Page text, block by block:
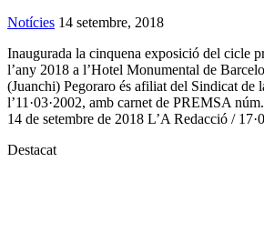
Notícies 14 setembre, 2018
Inaugurada la cinquena exposició del cicle
l’any 2018 a l’Hotel Monumental de
(Juanchi) Pegoraro és afiliat del Sindicat de
l’11·03·2002, amb carnet de PREMSA
14 de setembre de 2018 L’A Redacció /
Destacat